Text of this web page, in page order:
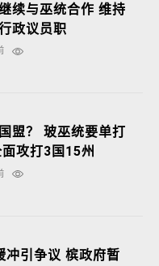
续与巫统合作 维持
政议员职
盟？ 玻巫统要单打
攻打3国15州
争议 槟政府暂